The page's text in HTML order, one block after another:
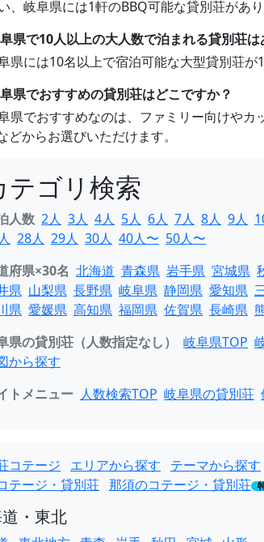
、岐阜県には1軒のBBQ可能な貸別荘があ
県で10人以上の大人数で泊まれる貸別荘は
県には10名以上で宿泊可能な大型貸別荘
県でおすすめの貸別荘はどこですか？
県でおすすめなのは、ファミリー向けや
どからお選びいただけます。
テゴリ検索
人数 2人 3人 4人 5人 6人 7人 8人 9人
28人 29人 30人 40人〜 50人〜
府県×30名 北海道 青森県 岩手県 宮城県
県 山梨県 長野県 岐阜県 静岡県 愛知県
県 愛媛県 高知県 福岡県 佐賀県 長崎県
県の貸別荘（人数指定なし）
岐阜県TOP
から探す
トメニュー 人数検索TOP 岐阜県の貸別荘
コテージ エリアから探す テーマから探す
テージ・貸別荘 那須のコテージ・貸別荘
・東北